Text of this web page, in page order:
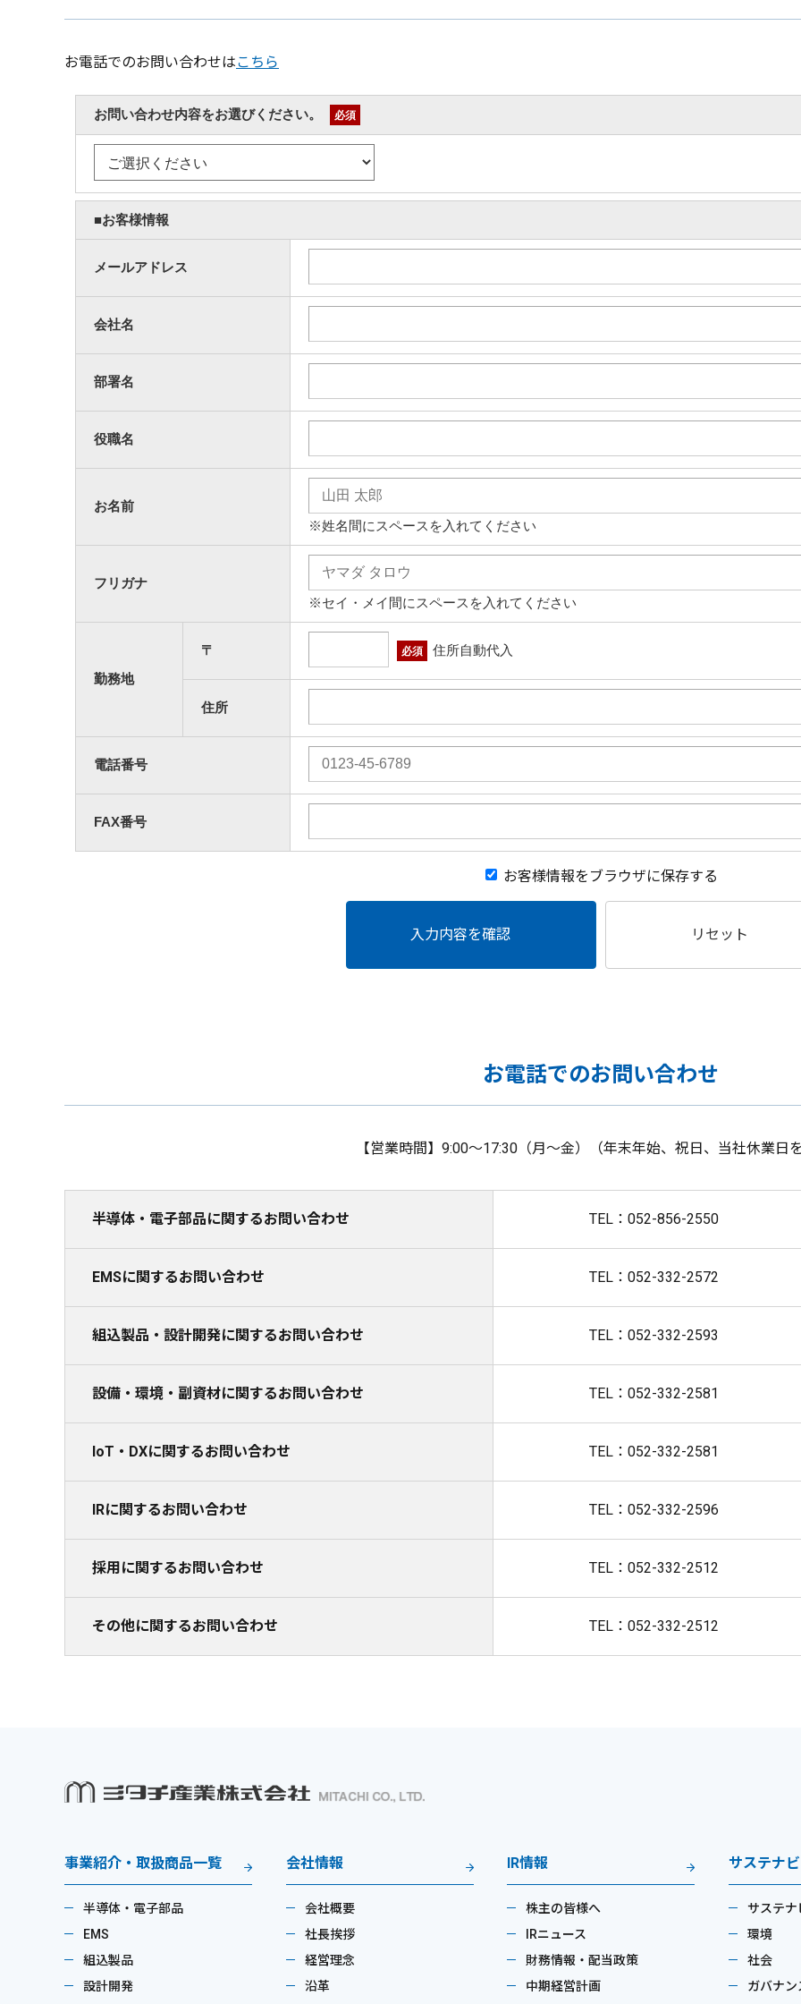
お電話でのお問い合わせはこちら
お問い合わせ内容をお選びください。 必須
■お客様情報
メールアドレス
会社名
部署名
役職名
お名前
※姓名間にスペースを入れてください
フリガナ
※セイ・メイ間にスペースを入れてください
勤務地
〒 必須 住所自動代入
住所
電話番号
FAX番号
お客様情報をブラウザに保存する
入力内容を確認 リセット
お電話でのお問い合わせ
【営業時間】9:00～17:30（月～金）（年末年始、祝日、当社休業日
半導体・電子部品に関するお問い合わせ TEL：052-856-2550
EMSに関するお問い合わせ TEL：052-332-2572
組込製品・設計開発に関するお問い合わせ TEL：052-332-2593
設備・環境・副資材に関するお問い合わせ TEL：052-332-2581
IoT・DXに関するお問い合わせ TEL：052-332-2581
IRに関するお問い合わせ TEL：052-332-2596
採用に関するお問い合わせ TEL：052-332-2512
その他に関するお問い合わせ TEL：052-332-2512
事業紹介・取扱商品一覧
半導体・電子部品
EMS
組込製品
設計開発
会社情報
会社概要
社長挨拶
経営理念
沿革
IR情報
株主の皆様へ
IRニュース
財務情報・配当政策
中期経営計画
サステナ
サステナ
環境
社会
ガバナン